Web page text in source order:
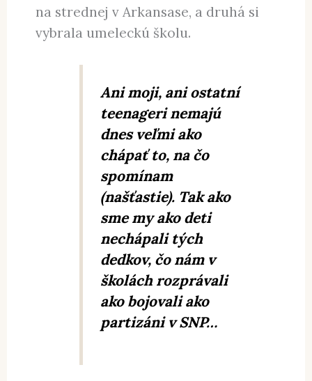
na strednej v Arkansase, a druhá si
vybrala umeleckú školu.
Ani moji, ani ostatní
teenageri nemajú
dnes veľmi ako
chápať to, na čo
spomínam
(našťastie). Tak ako
sme my ako deti
nechápali tých
dedkov, čo nám v
školách rozprávali
ako bojovali ako
partizáni v SNP…